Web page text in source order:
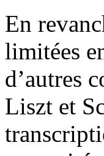
En
limitées
d’autres
Liszt et